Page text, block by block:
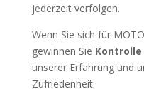
jederzeit verfolgen.
Wenn Sie sich für
gewinnen Sie Kontrolle
unserer Erfahrung und
Zufriedenheit.